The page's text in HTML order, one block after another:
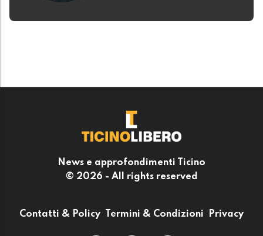
News e approfondimenti Ticino
© 2026 - All rights reserved
Contatti & Policy Termini & Condizioni Privacy